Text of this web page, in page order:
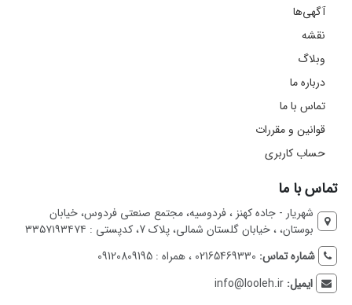
آگهی‌ها
نقشه
وبلاگ
درباره ما
تماس با ما
قوانین و مقررات
حساب کاربری
تماس با ما
شهریار - جاده کهنز ، فردوسیه، مجتمع صنعتی فردوس، خیابان
بوستان، ، خیابان گلستان شمالی، پلاک 7، کدپستی : ۳۳۵۷۱۹۳۴۷۴
شماره تماس: 02165469330 ، همراه : 09120809195
ایمیل:info@looleh.ir